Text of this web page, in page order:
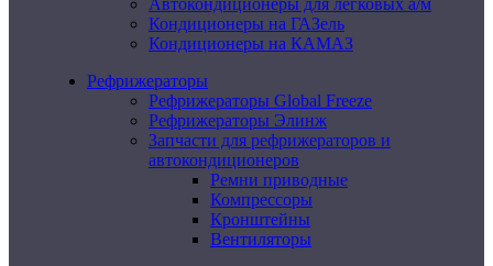
Автокондиционеры для легковых а/м
Кондиционеры на ГАЗель
Кондиционеры на КАМАЗ
Рефрижераторы
Рефрижераторы Global Freeze
Рефрижераторы Элинж
Запчасти для рефрижераторов и
автокондиционеров
Ремни приводные
Компрессоры
Кронштейны
Вентиляторы